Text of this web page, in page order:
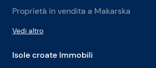
Proprietà in vendita a Makarska
Vedi altro
Isole croate Immobili